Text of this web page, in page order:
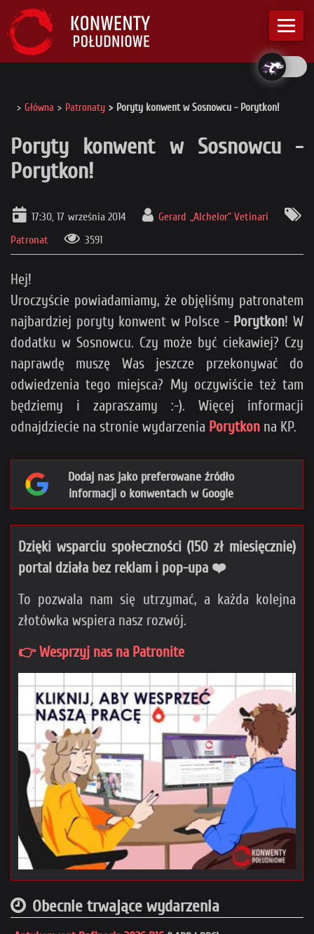
Główna Patronaty Poryty konwent w Sosnowcu - Porytkon!
Poryty konwent w Sosnowcu -
Porytkon!
17:30, 17 września 2014
Gerard „Alchelor” Vetinari
Patronat
3591
Hej!
Uroczyście powiadamiamy, że objęliśmy patronatem
najbardziej poryty konwent w Polsce - Porytkon! W
dodatku w Sosnowcu. Czy może być ciekawiej? Czy
naprawdę muszę Was jeszcze przekonywać do
odwiedzenia tego miejsca? My oczywiście też tam
będziemy i zapraszamy :-). Więcej informacji
odnajdziecie na stronie wydarzenia Porytkon na KP.
Dodaj nas jako preferowane źródło
informacji o konwentach w Google
Dzięki wsparciu społeczności (150 zł miesięcznie)
portal działa bez reklam i pop-upa ❤️
To pozwala nam się utrzymać, a każda kolejna
złotówka wspiera nasz rozwój.
👉 Wesprzyj nas na Patronite
Obecnie trwające wydarzenia